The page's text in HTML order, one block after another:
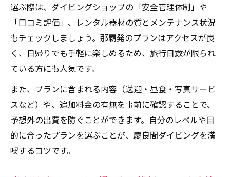
ライセンス取得にも役立つ費用知識
慶良間ダイビングライセンス取得の費用相
場
ライセンス講習と体験ダイビング費用の違
ライセンス取得でお得な慶良間プランとは
慶良間ダイビングライセンス取得時の注意
点
ライセンス取得とショップ選びのポイント
選ぶ際は、ダイビングショップの「安全管理体制」や
「口コミ評価」、レンタル器材の質とメンテナンス状況
もチェックしましょう。那覇発のプランはアクセスが良
く、日帰りでも手軽に楽しめるため、旅行日数が限られ
ている方にも人気です。
また、プランに含まれる内容（送迎・昼食・写真サービ
スなど）や、追加料金の有無を事前に確認することで、
予想外の出費を防ぐことができます。自分のレベルや目
的に合ったプランを選ぶことが、慶良間ダイビングを満
喫するコツです。